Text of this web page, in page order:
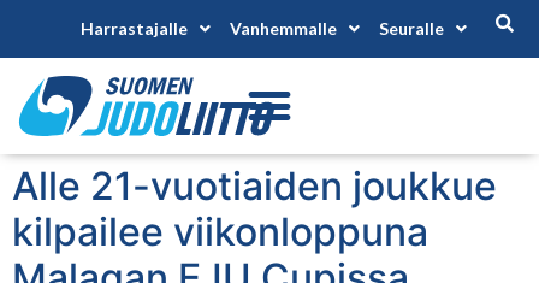
Harrastajalle Vanhemmalle Seuralle
Alle 21-vuotiaiden joukkue
kilpailee viikonloppuna